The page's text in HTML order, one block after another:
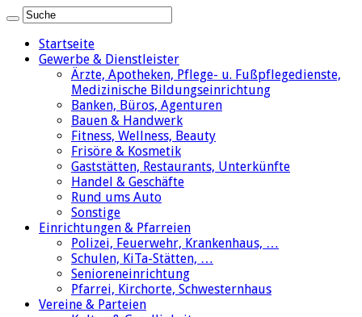
Startseite
Gewerbe & Dienstleister
Ärzte, Apotheken, Pflege- u. Fußpflegedienste,
Medizinische Bildungseinrichtung
Banken, Büros, Agenturen
Bauen & Handwerk
Fitness, Wellness, Beauty
Frisöre & Kosmetik
Gaststätten, Restaurants, Unterkünfte
Handel & Geschäfte
Rund ums Auto
Sonstige
Einrichtungen & Pfarreien
Polizei, Feuerwehr, Krankenhaus, …
Schulen, KiTa-Stätten, …
Senioreneinrichtung
Pfarrei, Kirchorte, Schwesternhaus
Vereine & Parteien